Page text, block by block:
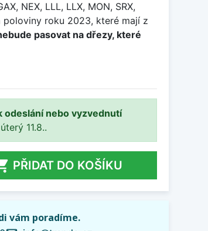
NEX, LLL, LLX, MON, SRX,
poloviny roku 2023, které mají z
pasovat na dřezy, které
odeslání nebo vyzvednutí
11.8..
PŘIDAT DO KOŠÍKU
vám poradíme.